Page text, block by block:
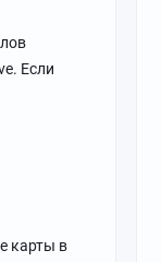
Если
карты в